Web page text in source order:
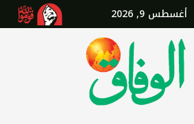
أغسطس 9, 2026